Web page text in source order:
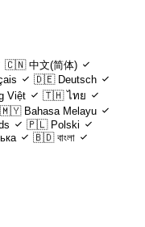
🇨🇳 中文(简体)
🇩🇪 Deutsch
Việt 🇹🇭 ไทย
🇲🇾 Bahasa Melayu
🇵🇱 Polski
🇧🇩 বাংলা